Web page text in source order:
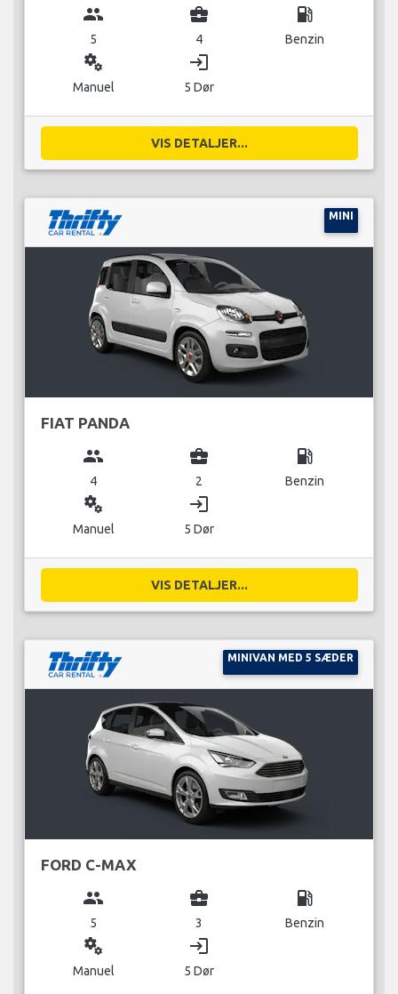
group
5
business_center
4
local_gas_station
Benzin
miscellaneous_services
Manuel
login
5 Dør
VIS DETALJER...
MINI
FIAT PANDA
group
4
business_center
2
local_gas_station
Benzin
miscellaneous_services
Manuel
login
5 Dør
VIS DETALJER...
MINIVAN MED 5 SÆDER
FORD C-MAX
group
5
business_center
3
local_gas_station
Benzin
miscellaneous_services
Manuel
login
5 Dør